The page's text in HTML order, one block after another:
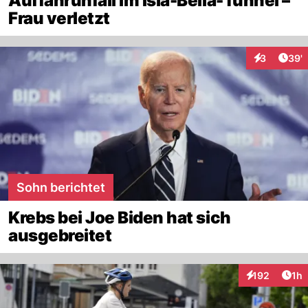
Frau verletzt
3 39'
Sohn berichtet
Krebs bei Joe Biden hat sich
ausgebreitet
192
Interaktionen
1h